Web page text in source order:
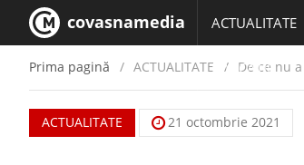
covasnamedia ACTUALITATE
EDUCATIE
Prima pagină ACTUALITATE / De ce nu
ACTUALITATE 21 octombrie 2021